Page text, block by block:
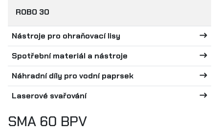
ROBO 30
Nástroje pro ohraňovací lisy
Spotřební materiál a nástroje
Náhradní díly pro vodní paprsek
Laserové svařování
SMA 60 BPV